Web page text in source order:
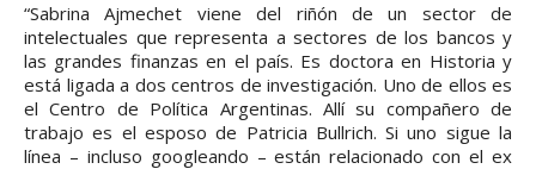
“Sabrina Ajmechet viene del riñón de un sector de
intelectuales que representa a sectores de los bancos y
las grandes finanzas en el país. Es doctora en Historia y
está ligada a dos centros de investigación. Uno de ellos es
el Centro de Política Argentinas. Allí su compañero de
trabajo es el esposo de Patricia Bullrich. Si uno sigue la
línea – incluso googleando – están relacionado con el ex